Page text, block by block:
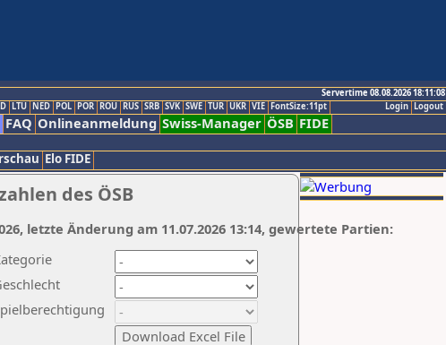
Servertime 08.08.2026 18:11:08
Logout
Login
LTU NED POL POR ROU RUS SRB SVK SWE TUR UKR VIE FontSize:11pt
FAQ Onlineanmeldung Swiss-Manager ÖSB FIDE
Elo FIDE
des ÖSB
letzte Änderung am 11.07.2026 13:14, gewertete Partien: